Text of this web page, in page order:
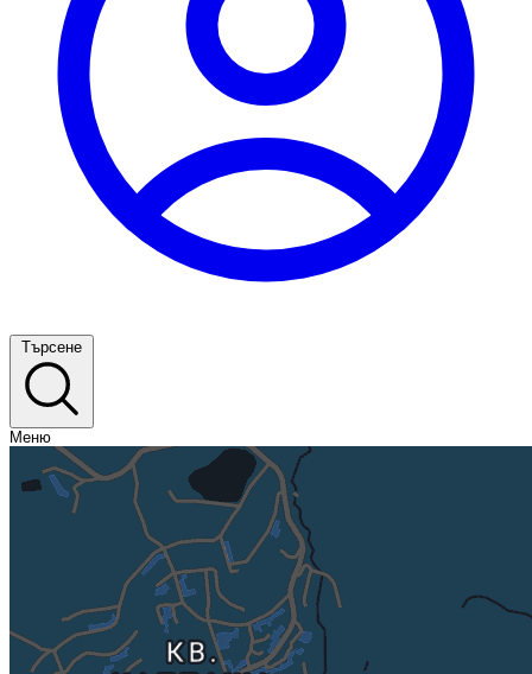
Търсене
Меню